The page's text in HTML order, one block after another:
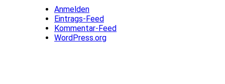
Anmelden
Eintrags-Feed
Kommentar-Feed
WordPress.org